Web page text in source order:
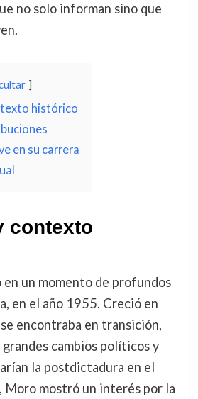
no solo informan sino que
histórico
en su carrera
contexto
un momento de profundos
en el año 1955. Creció en
encontraba en transición,
cambios políticos y
la postdictadura en el
Moro mostró un interés por la